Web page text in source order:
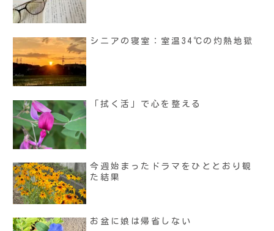
シニアの寝室：室温34℃の灼熱地獄
「拭く活」で心を整える
今週始まったドラマをひととおり観
た結果
お盆に娘は帰省しない